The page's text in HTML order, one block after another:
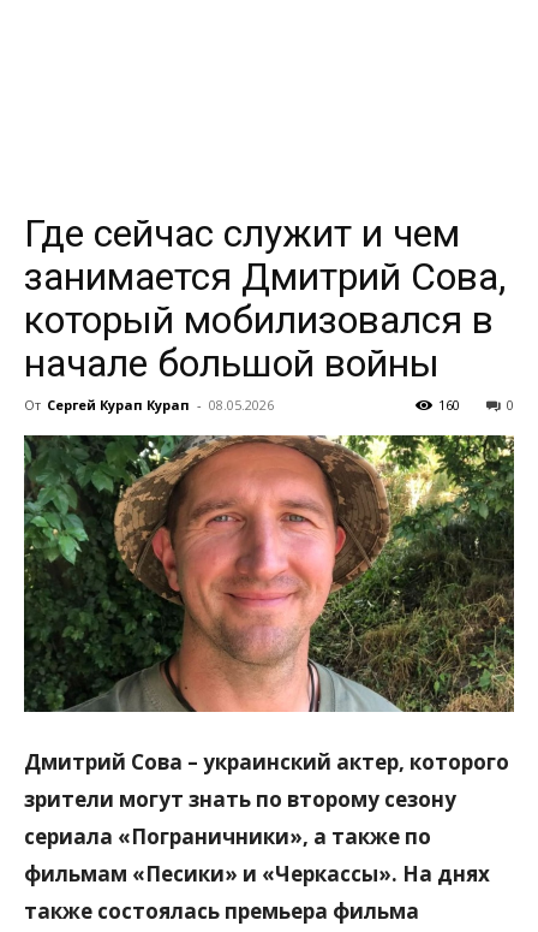
Где сейчас служит и чем
занимается Дмитрий Сова,
который мобилизовался в
начале большой войны
От Сергей Курап Курап - 08.05.2026 0
160
Дмитрий Сова – украинский актер, которого
зрители могут знать по второму сезону
сериала «Пограничники», а также по
фильмам «Песики» и «Черкассы». На днях
также состоялась премьера фильма